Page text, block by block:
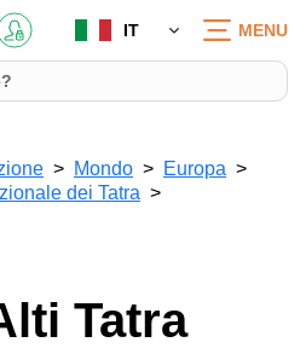
IT MENU
Mondo
Europa
dei Tatra
Tatra